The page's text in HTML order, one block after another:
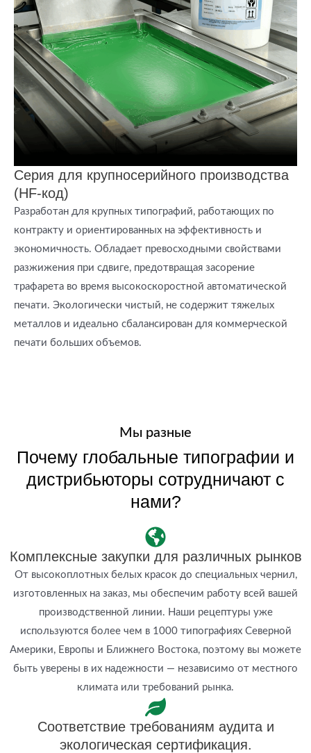
Серия для крупносерийного производства
(HF-код)
Разработан для крупных типографий, работающих по
контракту и ориентированных на эффективность и
экономичность. Обладает превосходными свойствами
разжижения при сдвиге, предотвращая засорение
трафарета во время высокоскоростной автоматической
печати. Экологически чистый, не содержит тяжелых
металлов и идеально сбалансирован для коммерческой
печати больших объемов.
Мы разные
Почему глобальные типографии и
дистрибьюторы сотрудничают с
нами?
Комплексные закупки для различных рынков
От высокоплотных белых красок до специальных чернил,
изготовленных на заказ, мы обеспечим работу всей вашей
производственной линии. Наши рецептуры уже
используются более чем в 1000 типографиях Северной
Америки, Европы и Ближнего Востока, поэтому вы можете
быть уверены в их надежности — независимо от местного
климата или требований рынка.
Соответствие требованиям аудита и
экологическая сертификация.